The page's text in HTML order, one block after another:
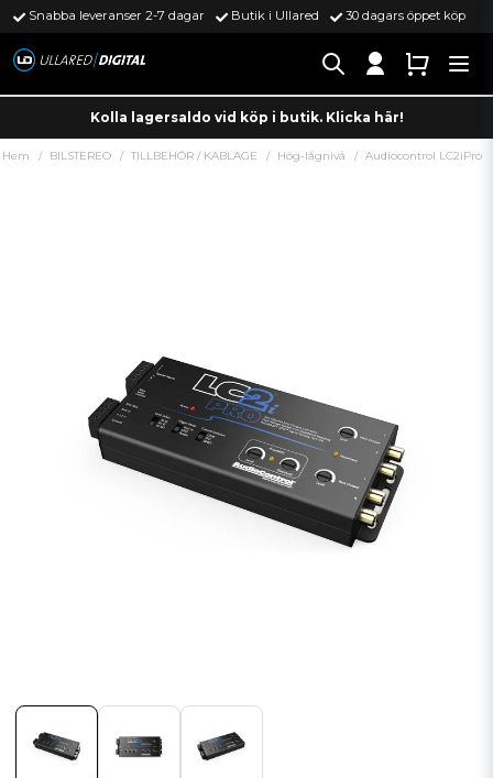
Snabba leveranser 2-7 dagar Butik i Ullared 30 dagars öppet köp
Kolla lagersaldo vid köp i butik. Klicka här!
Hem BILSTEREO TILLBEHÖR / KABLAGE Hög-lågnivå Audiocontrol LC2iPro